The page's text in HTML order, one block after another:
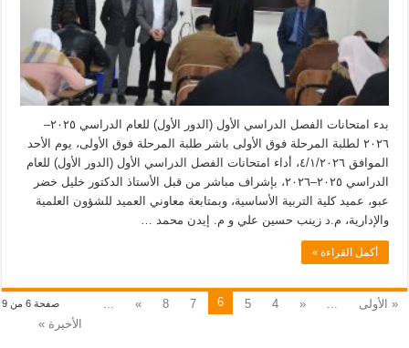
بدء امتحانات الفصل الدراسي الأول (الدور الأول) للعام الدراسي ٢٠٢٥–
٢٠٢٦ لطلبة المرحلة فوق الأولى باشر طلبة المرحلة فوق الأولى، يوم الأحد
الموافق ٤/١/٢٠٢٦، أداء امتحانات الفصل الدراسي الأول (الدور الأول) للعام
الدراسي ٢٠٢٥–٢٠٢٦، بإشراف مباشر من قبل الأستاذ الدكتور خليل خضر
عبو، عميد كلية التربية الأساسية، وبمتابعة معاوني العميد للشؤون العلمية
والإدارية، م.د زينب حسين علي و م. إيدن محمد …
أكمل القراءة »
صفحة 6 من 9 « الأولى «
4
5
6
7
8
»
الأخيرة »